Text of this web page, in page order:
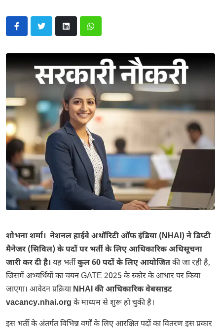
शोभना शर्मा। नेशनल हाईवे अथॉरिटी ऑफ इंडिया (NHAI) ने डिप्टी
मैनेजर (सिविल) के पदों पर भर्ती के लिए आधिकारिक अधिसूचना
जारी कर दी है। यह भर्तीकुल 60 पदों के लिए आयोजितकी जा रही है,
जिसमें अभ्यर्थियों का चयन GATE 2025 के स्कोर के आधार पर किया
जाएगा। आवेदन प्रक्रियाNHAI की आधिकारिक वेबसाइट
vacancy.nhai.org के माध्यम से शुरू हो चुकी है।
इस भर्ती के अंतर्गत विभिन्न वर्गों के लिए आरक्षित पदों का वितरण इस प्रकार